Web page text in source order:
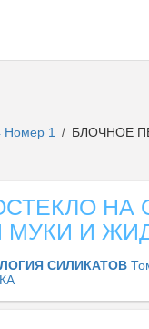
Номер 1 / БЛОЧНОЕ
НА
И
СИЛИКАТОВ